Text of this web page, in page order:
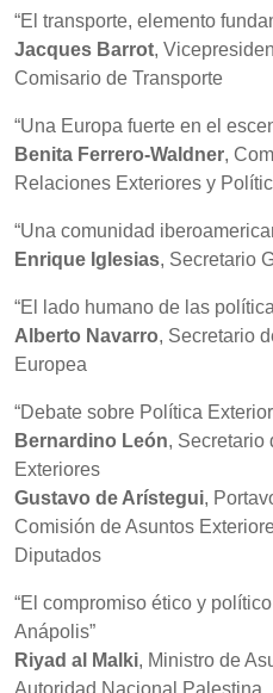
“El transporte, elemento
Jacques Barrot,
Comisario de Transporte
“Una Europa fuerte en el
Benita Ferrero-Waldner,
Relaciones Exteriores y
“Una comunidad
Enrique Iglesias, Secretario
“El lado humano de las
Alberto Navarro, Secretario
Europea
“Debate sobre Política
Bernardino León, Secretario
Exteriores
Gustavo de Arístegui,
Comisión de Asuntos
Diputados
“El compromiso ético y
Anápolis”
Riyad al Malki, Ministro de
Autoridad Nacional Palestina